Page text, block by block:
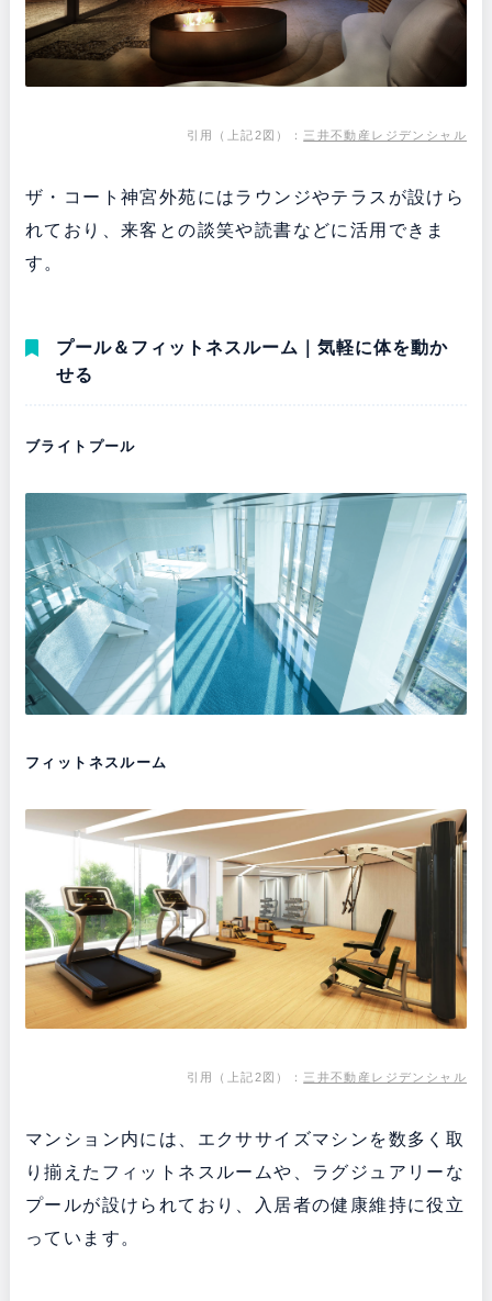
引用（上記2図）： 三井不動産レジデンシャル
ザ・コート神宮外苑にはラウンジやテラスが設けら
れており、来客との談笑や読書などに活用できま
す。
プール＆フィットネスルーム｜気軽に体を動か
せる
ブライトプール
フィットネスルーム
引用（上記2図）： 三井不動産レジデンシャル
マンション内には、エクササイズマシンを数多く取
り揃えたフィットネスルームや、ラグジュアリーな
プールが設けられており、入居者の健康維持に役立
っています。